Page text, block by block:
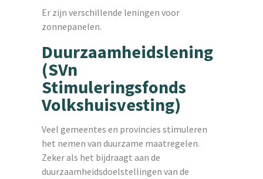
Er zijn verschillende leningen voor
zonnepanelen.
Duurzaamheidslening
(SVn
Stimuleringsfonds
Volkshuisvesting)
Veel gemeentes en provincies stimuleren
het nemen van duurzame maatregelen.
Zeker als het bijdraagt aan de
duurzaamheidsdoelstellingen van de